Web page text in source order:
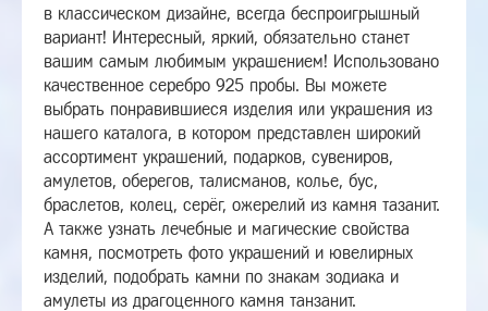
в классическом дизайне, всегда беспроигрышный
вариант! Интересный, яркий, обязательно станет
вашим самым любимым украшением! Использовано
качественное серебро 925 пробы. Вы можете
выбрать понравившиеся изделия или украшения из
нашего каталога, в котором представлен широкий
ассортимент украшений, подарков, сувениров,
амулетов, оберегов, талисманов, колье, бус,
браслетов, колец, серёг, ожерелий из камня тазанит.
А также узнать лечебные и магические свойства
камня, посмотреть фото украшений и ювелирных
изделий, подобрать камни по знакам зодиака и
амулеты из драгоценного камня танзанит.